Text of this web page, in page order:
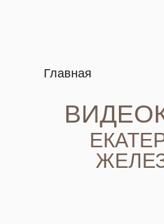
Главная